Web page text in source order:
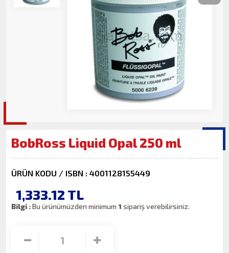
BobRoss Liquid Opal 250 ml
ÜRÜN KODU / ISBN : 4001128155449
1,333.12 TL
Bilgi :Bu ürünümüzden minimum1sipariş verebilirsiniz.